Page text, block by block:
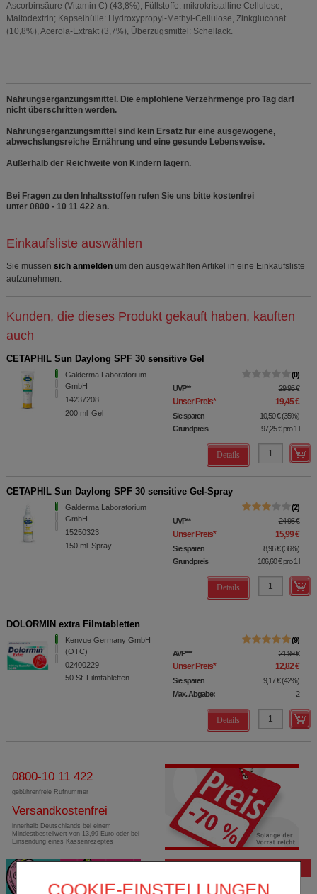
COOKIE-EINSTELLUNGEN
Ascorbinsäure (Vitamin C) (43,8%), Füllstoffe: mikrokristalline Cellulose,
Maltodextrin; Kapselhülle: Hydroxypropyl-Methyl-Cellulose, Zinkgluconat
(10,8%), Acerola-Extrakt (3,7%), Überzugsmittel: Schellack.
Nahrungsergänzungsmittel. Die empfohlene Verzehrmenge pro Tag darf
nicht überschritten werden.
Nahrungsergänzungsmittel sind kein Ersatz für eine ausgewogene,
abwechslungsreiche Ernährung und eine gesunde Lebensweise.
Außerhalb der Reichweite von Kindern lagern.
Bei Fragen zu den Inhaltsstoffen rufen Sie uns bitte kostenfrei
unter 0800 - 10 11 422 an.
Einkaufsliste auswählen
Sie müssen sich anmelden um den ausgewählten Artikel in eine Einkaufsliste
aufzunehmen.
Kunden, die dieses Produkt gekauft haben, kauften
auch
CETAPHIL Sun Daylong SPF 30 sensitive Gel
Galderma Laboratorium
GmbH
14237208
200 ml Gel
0
UVP** 29,95 €
Unser Preis* 19,45 €
Sie sparen 10,50 € (35%)
Grundpreis
97,25 €pro 1 l
Details
CETAPHIL Sun Daylong SPF 30 sensitive Gel-Spray
Galderma Laboratorium
GmbH
15250323
150 ml Spray
2
UVP** 24,95 €
Unser Preis* 15,99 €
Sie sparen 8,96 € (36%)
Grundpreis
106,60 €pro 1 l
Details
DOLORMIN extra Filmtabletten
Kenvue Germany GmbH
(OTC)
02400229
50 St Filmtabletten
9
AVP*** 21,99 €
Unser Preis* 12,82 €
Sie sparen 9,17 € (42%)
Max. Abgabe:
2
Details
0800-10 11 422
gebührenfreie Rufnummer
Versandkostenfrei
innerhalb Deutschlands bei einem
Mindestbestellwert von 13,99 Euro oder bei
Einsendung eines Kassenrezeptes